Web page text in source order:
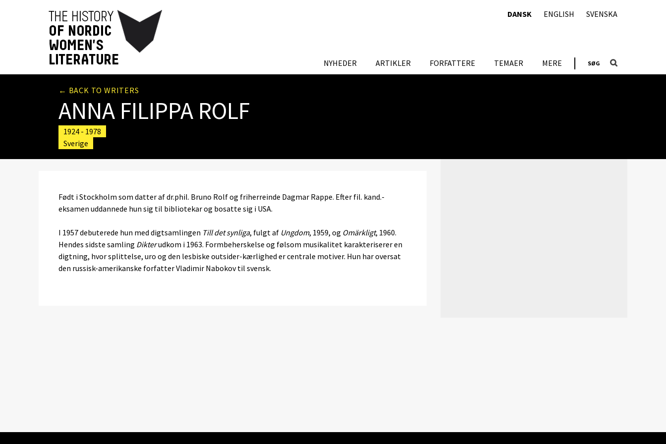
NYHEDER ARTIKLER FORFATTERE TEMAER MERE SØG
DANSK ENGLISH SVENSKA
← BACK TO WRITERS
ANNA FILIPPA ROLF
1924 - 1978
Sverige
Født i Stockholm som datter af dr.phil. Bruno Rolf og friherreinde Dagmar Rappe. Efter fil. kand.-
eksamen uddannede hun sig til bibliotekar og bosatte sig i USA.
I 1957 debuterede hun med digtsamlingen Till det synliga, fulgt af Ungdom, 1959, og Omärkligt, 1960.
Hendes sidste samling Dikterudkom i 1963. Formbeherskelse og følsom musikalitet karakteriserer en
digtning, hvor splittelse, uro og den lesbiske outsider-kærlighed er centrale motiver. Hun har oversat
den russisk-amerikanske forfatter Vladimir Nabokov til svensk.